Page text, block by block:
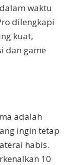
waktu
dilengkapi
kuat,
dan game
adalah
ingin tetap
habis.
10